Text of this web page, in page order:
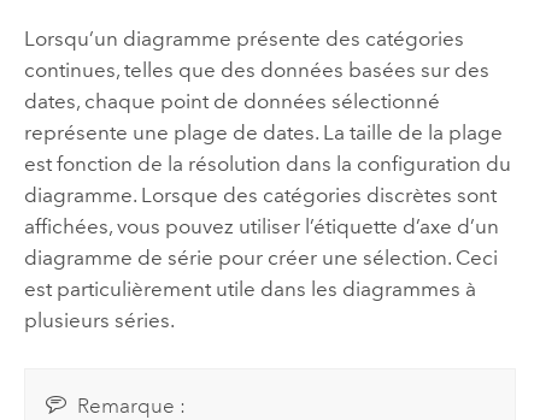
Lorsqu’un diagramme présente des catégories
continues, telles que des données basées sur des
dates, chaque point de données sélectionné
représente une plage de dates. La taille de la plage
est fonction de la résolution dans la configuration du
diagramme. Lorsque des catégories discrètes sont
affichées, vous pouvez utiliser l’étiquette d’axe d’un
diagramme de série pour créer une sélection. Ceci
est particulièrement utile dans les diagrammes à
plusieurs séries.
Remarque :